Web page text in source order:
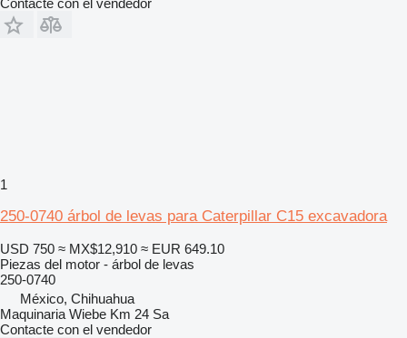
1
250-0740 árbol de levas para Caterpillar C15 excavadora
USD 750 ≈ MX$12,910 ≈ EUR 649.10
Piezas del motor - árbol de levas
250-0740
México, Chihuahua
Maquinaria Wiebe Km 24 Sa
Contacte con el vendedor